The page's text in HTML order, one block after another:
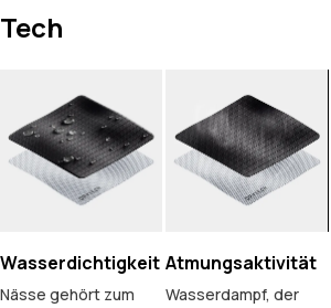
Tech
Wasserdichtigkeit
Nässe gehört zum
Atmungsaktivität
Wasserdampf, der